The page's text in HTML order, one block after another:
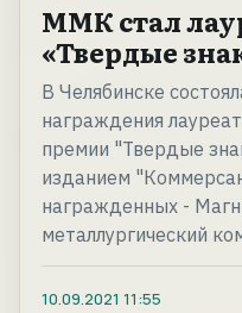
ММК стал
«Твердые
В Челябинске
награждения
премии "Твердые
изданием
награжденных -
металлургический
10.09.2021 11:55